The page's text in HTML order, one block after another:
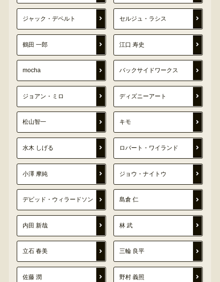
ジャック・デペルト セルジュ・ラシス
鶴田 一郎 江口 寿史
mocha バックサイドワークス
ジョアン・ミロ ディズニーアート
松山智一 キモ
水木 しげる ロバート・ワイランド
小澤 摩純 ジョウ・ナイトウ
デビッド・ウィラードソン 島倉 仁
内田 新哉 林 武
立石 春美 三輪 良平
佐藤 潤 野村 義照